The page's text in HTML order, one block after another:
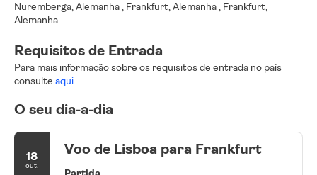
Nuremberga, Alemanha , Frankfurt, Alemanha , Frankfurt,
Alemanha
Requisitos de Entrada
Para mais informação sobre os requisitos de entrada no país
consulte aqui
O seu dia-a-dia
18
out.
Voo de Lisboa para Frankfurt